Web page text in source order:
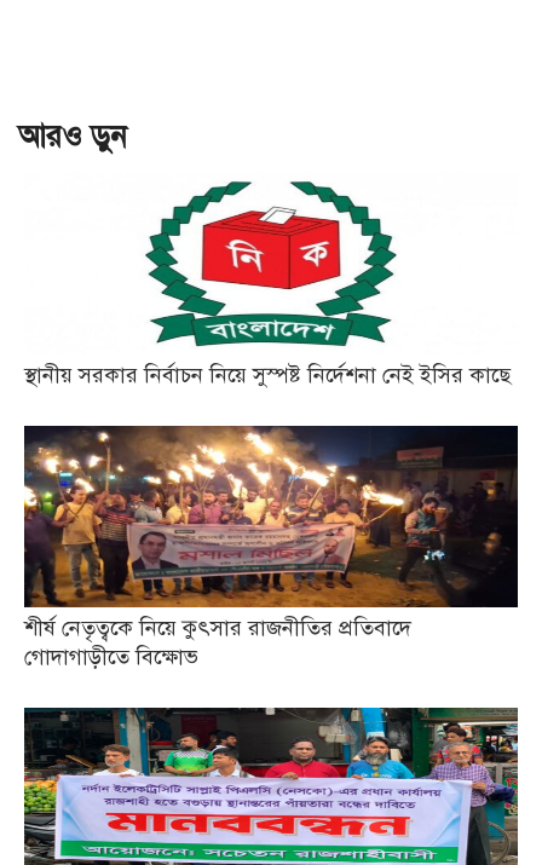
আরও ড়ুন
স্থানীয় সরকার নির্বাচন নিয়ে সুস্পষ্ট নির্দেশনা নেই ইসির কাছে
শীর্ষ নেতৃত্বকে নিয়ে কুৎসার রাজনীতির প্রতিবাদে
গোদাগাড়ীতে বিক্ষোভ